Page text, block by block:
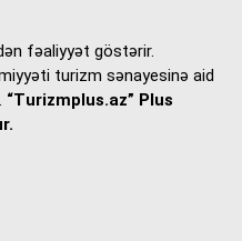
fəaliyyət göstərir.
turizm sənayesinə aid
“Turizmplus.az” Plus